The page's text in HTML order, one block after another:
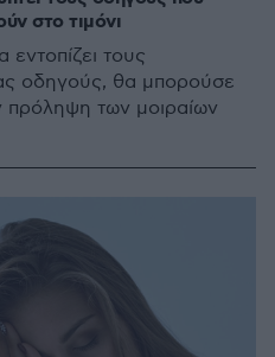
στο τιμόνι
τους
οδηγούς, θα μπορούσε
πρόληψη των μοιραίων